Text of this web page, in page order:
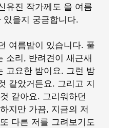
유진 작가께도 올 여름
있을지 궁금합니다.
여름밤이 있습니다. 풀
소리, 반려견이 새근새
고요한 밤이요. 그런 밤
같았거든요. 그리고 지
같아요. 그리워하던
지만 가끔, 지금의 저
다른 저를 그려보기도